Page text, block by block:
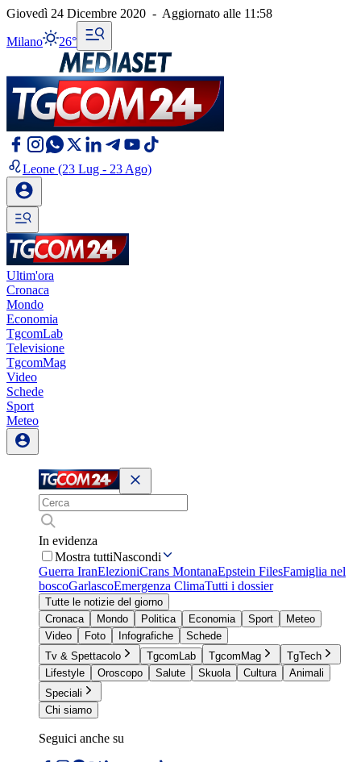
Giovedì 24 Dicembre 2020 - Aggiornato alle 11:58
Milano 26°
Leone (23 Lug - 23 Ago)
Ultim'ora
Cronaca
Mondo
Economia
TgcomLab
Televisione
TgcomMag
Video
Schede
Sport
Meteo
In evidenza
Mostra tuttiNascondi
Guerra IranElezioniCrans MontanaEpstein FilesFamiglia nel
boscoGarlascoEmergenza ClimaTutti i dossier
Tutte le notizie del giorno
Cronaca
Mondo Politica Economia Sport
Meteo
Video
Foto Infografiche
Schede
Tv & Spettacolo
TgcomLab TgcomMag
TgTech
Lifestyle
Oroscopo Salute Skuola Cultura
Animali
Speciali
Chi siamo
Seguici anche su